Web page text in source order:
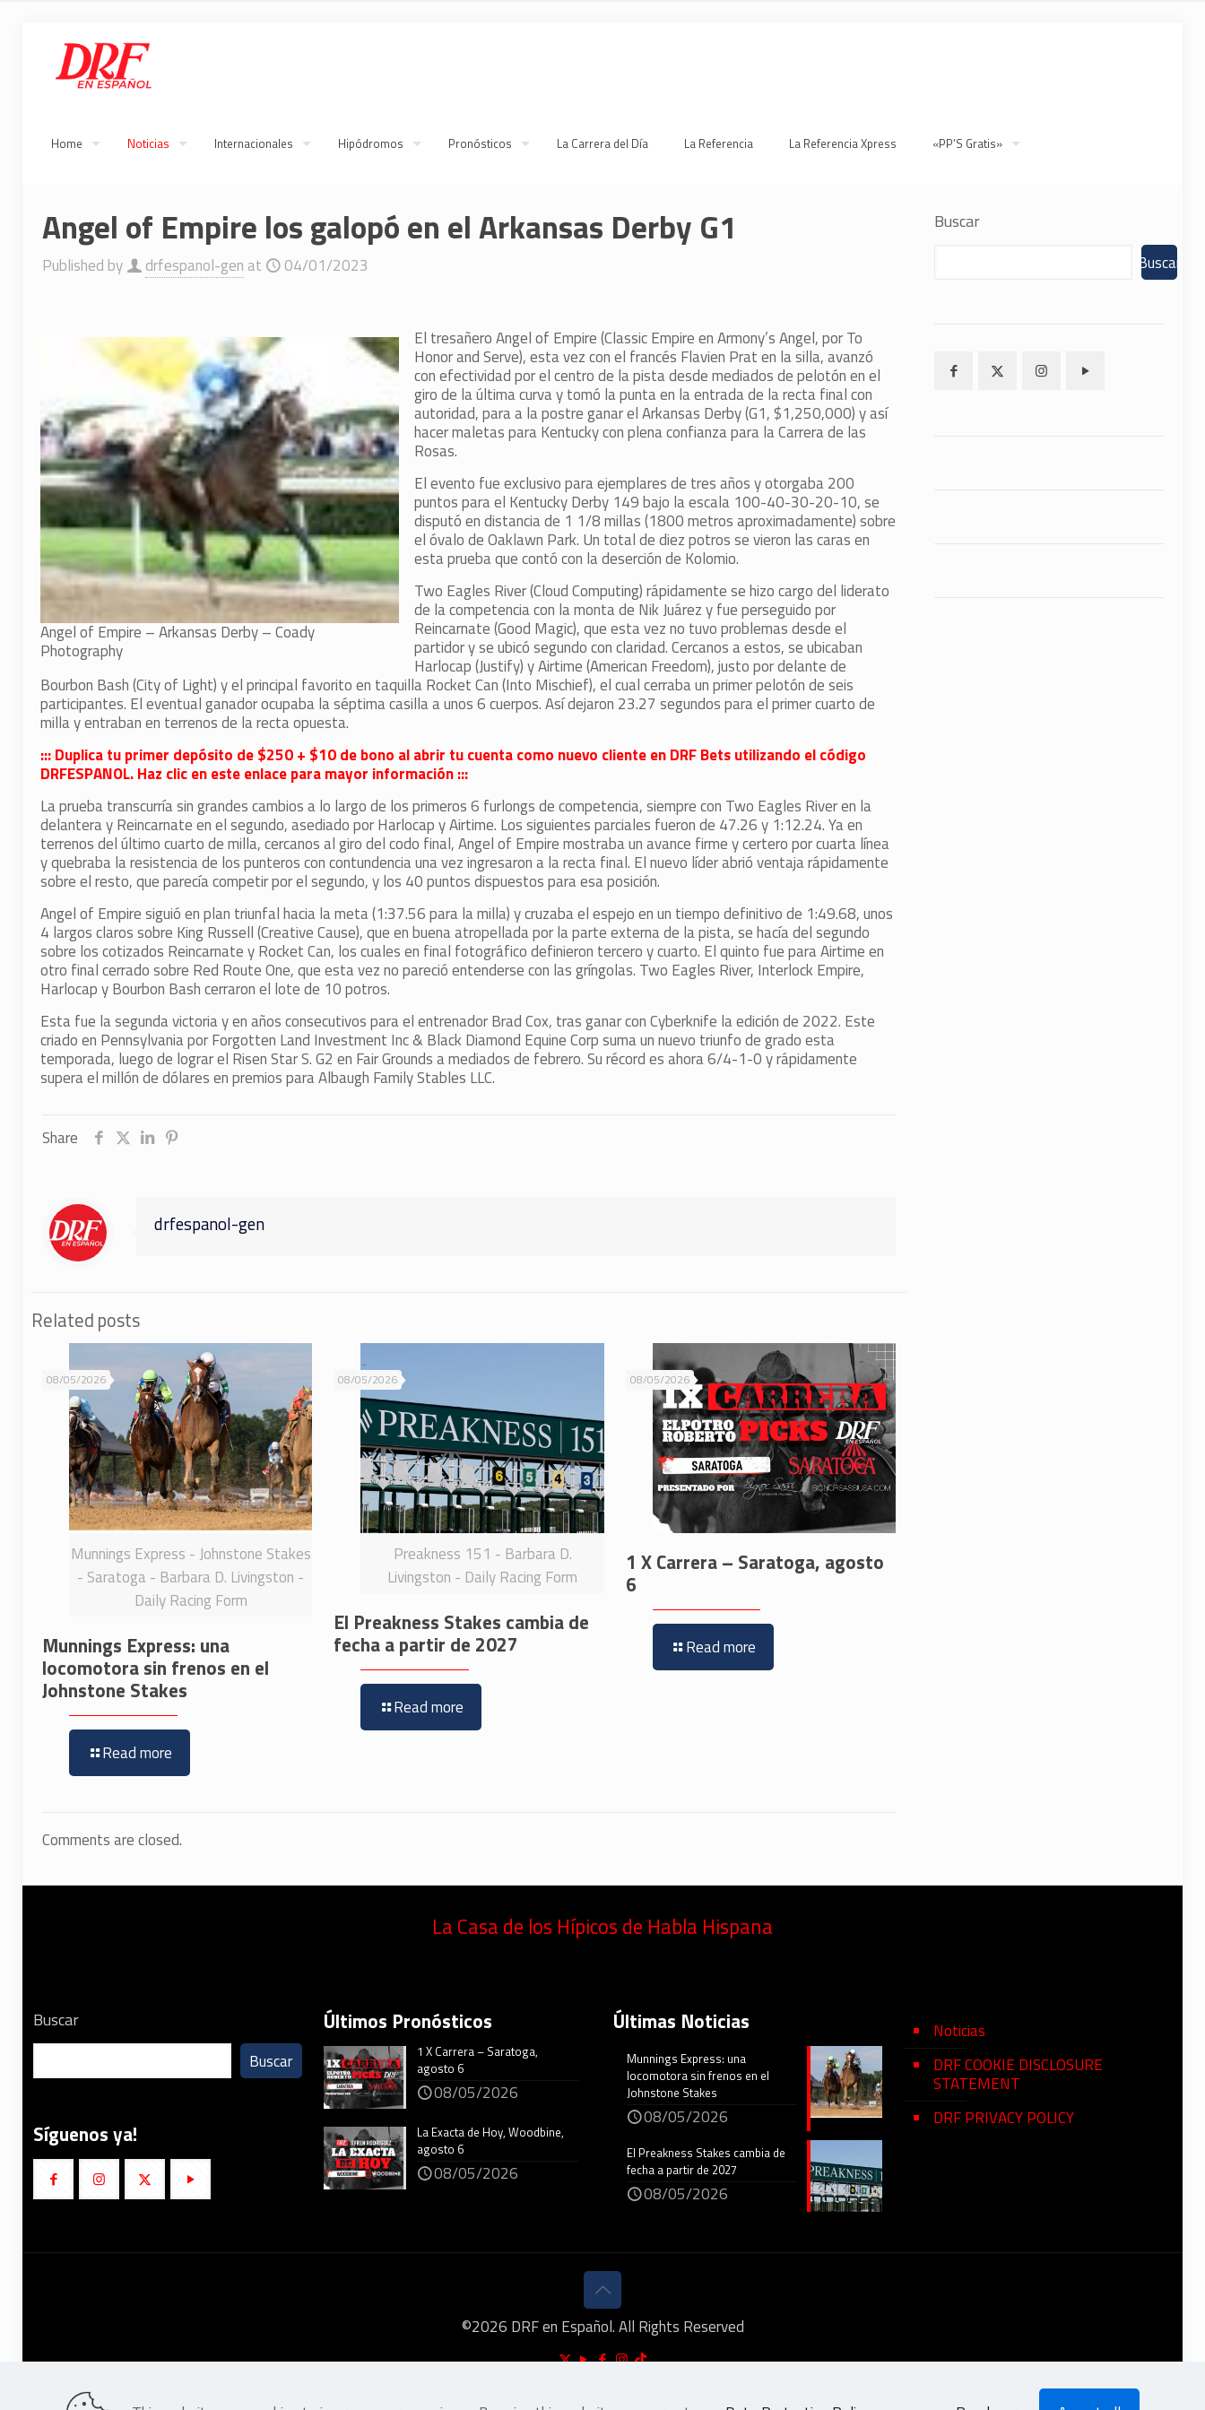
Home Noticias Internacionales Hipódromos Pronósticos La Carrera del Día La Referencia La Referencia Xpress «PP’S Gratis»
Angel of Empire los galopó en el Arkansas Derby G1
Published by drfespanol-gen at 04/01/2023
Angel of Empire – Arkansas Derby – Coady
Photography
El tresañero Angel of Empire (Classic Empire en Armony’s Angel, por To
Honor and Serve), esta vez con el francés Flavien Prat en la silla, avanzó
con efectividad por el centro de la pista desde mediados de pelotón en el
giro de la última curva y tomó la punta en la entrada de la recta final con
autoridad, para a la postre ganar el Arkansas Derby (G1, $1,250,000) y así
hacer maletas para Kentucky con plena confianza para la Carrera de las
Rosas.
El evento fue exclusivo para ejemplares de tres años y otorgaba 200
puntos para el Kentucky Derby 149 bajo la escala 100-40-30-20-10, se
disputó en distancia de 1 1/8 millas (1800 metros aproximadamente) sobre
el óvalo de Oaklawn Park. Un total de diez potros se vieron las caras en
esta prueba que contó con la deserción de Kolomio.
Two Eagles River (Cloud Computing) rápidamente se hizo cargo del liderato
de la competencia con la monta de Nik Juárez y fue perseguido por
Reincarnate (Good Magic), que esta vez no tuvo problemas desde el
partidor y se ubicó segundo con claridad. Cercanos a estos, se ubicaban
Harlocap (Justify) y Airtime (American Freedom), justo por delante de
Bourbon Bash (City of Light) y el principal favorito en taquilla Rocket Can (Into Mischief), el cual cerraba un primer pelotón de seis
participantes. El eventual ganador ocupaba la séptima casilla a unos 6 cuerpos. Así dejaron 23.27 segundos para el primer cuarto de
milla y entraban en terrenos de la recta opuesta.
::: Duplica tu primer depósito de $250 + $10 de bono al abrir tu cuenta como nuevo cliente en DRF Bets utilizando el código
DRFESPANOL. Haz clic en este enlace para mayor información :::
La prueba transcurría sin grandes cambios a lo largo de los primeros 6 furlongs de competencia, siempre con Two Eagles River en la
delantera y Reincarnate en el segundo, asediado por Harlocap y Airtime. Los siguientes parciales fueron de 47.26 y 1:12.24. Ya en
terrenos del último cuarto de milla, cercanos al giro del codo final, Angel of Empire mostraba un avance firme y certero por cuarta línea
y quebraba la resistencia de los punteros con contundencia una vez ingresaron a la recta final. El nuevo líder abrió ventaja rápidamente
sobre el resto, que parecía competir por el segundo, y los 40 puntos dispuestos para esa posición.
Angel of Empire siguió en plan triunfal hacia la meta (1:37.56 para la milla) y cruzaba el espejo en un tiempo definitivo de 1:49.68, unos
4 largos claros sobre King Russell (Creative Cause), que en buena atropellada por la parte externa de la pista, se hacía del segundo
sobre los cotizados Reincarnate y Rocket Can, los cuales en final fotográfico definieron tercero y cuarto. El quinto fue para Airtime en
otro final cerrado sobre Red Route One, que esta vez no pareció entenderse con las gríngolas. Two Eagles River, Interlock Empire,
Harlocap y Bourbon Bash cerraron el lote de 10 potros.
Esta fue la segunda victoria y en años consecutivos para el entrenador Brad Cox, tras ganar con Cyberknife la edición de 2022. Este
criado en Pennsylvania por Forgotten Land Investment Inc & Black Diamond Equine Corp suma un nuevo triunfo de grado esta
temporada, luego de lograr el Risen Star S. G2 en Fair Grounds a mediados de febrero. Su récord es ahora 6/4-1-0 y rápidamente
supera el millón de dólares en premios para Albaugh Family Stables LLC.
Share
drfespanol-gen
Related posts
Munnings Express - Johnstone Stakes
- Saratoga - Barbara D. Livingston -
Daily Racing Form
08/05/2026
Munnings Express: una
locomotora sin frenos en el
Johnstone Stakes
Read more
Preakness 151 - Barbara D.
Livingston - Daily Racing Form
08/05/2026
El Preakness Stakes cambia de
fecha a partir de 2027
Read more
08/05/2026
1 X Carrera – Saratoga, agosto
6
Read more
Comments are closed.
Buscar
Buscar
La Casa de los Hípicos de Habla Hispana
Buscar
Buscar
Síguenos ya!
Últimos Pronósticos
1 X Carrera – Saratoga,
agosto 6
08/05/2026
La Exacta de Hoy, Woodbine,
agosto 6
08/05/2026
Últimas Noticias
Munnings Express: una
locomotora sin frenos en el
Johnstone Stakes
08/05/2026
El Preakness Stakes cambia de
fecha a partir de 2027
08/05/2026
Noticias
DRF COOKIE DISCLOSURE
STATEMENT
DRF PRIVACY POLICY
©2026 DRF en Español. All Rights Reserved